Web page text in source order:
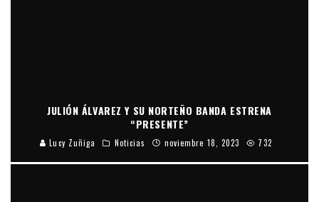
JULIÓN ÁLVAREZ Y SU NORTEÑO BANDA ESTRENA
“PRESENTE”
Lucy Zuñiga Noticias noviembre 18, 2023 732